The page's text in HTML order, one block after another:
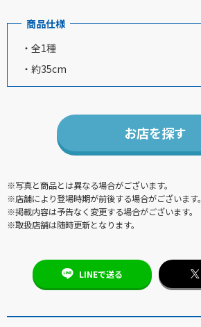
商品仕様
・全1種
・約35cm
お店を探す
※写真と商品とは異なる場合がございます。
※店舗により登場時期が前後する場合がございます。
※掲載内容は予告なく変更する場合がございます。
※取扱店舗は随時更新となります。
LINEで送る